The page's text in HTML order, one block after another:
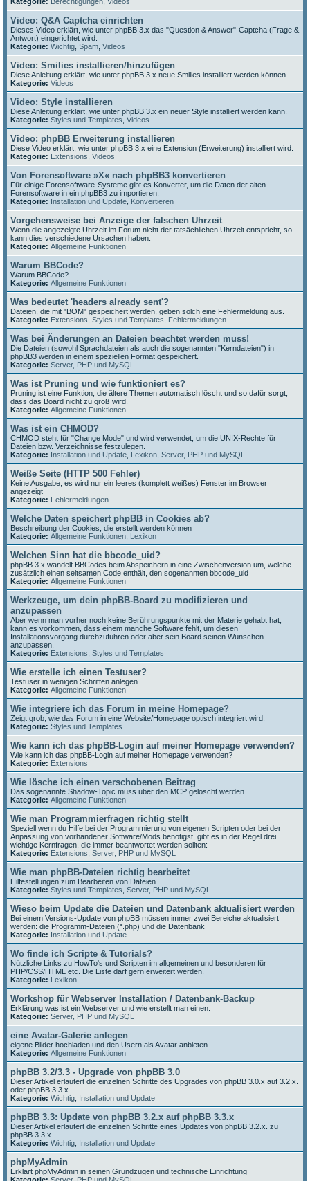
Video: Q&A Captcha einrichten
Dieses Video erklärt, wie unter phpBB 3.x das "Question & Answer"-Captcha (Frage &
Antwort) eingerichtet wird.
Kategorie: Wichtig Spam Videos
Video: Smilies installieren/hinzufügen
Diese Anleitung erklärt, wie unter phpBB 3.x neue Smilies installiert werden können.
Kategorie: Videos
Video: Style installieren
Diese Anleitung erklärt, wie unter phpBB 3.x ein neuer Style installiert werden kann.
Kategorie: Styles und Templates Videos
Video: phpBB Erweiterung installieren
Diese Video erklärt, wie unter phpBB 3.x eine Extension (Erweiterung) installiert wird.
Kategorie: Extensions Videos
Von Forensoftware »X« nach phpBB3 konvertieren
Für einige Forensoftware-Systeme gibt es Konverter, um die Daten der alten
Forensoftware in ein phpBB3 zu importieren.
Kategorie: Installation und Update Konvertieren
Vorgehensweise bei Anzeige der falschen Uhrzeit
Wenn die angezeigte Uhrzeit im Forum nicht der tatsächlichen Uhrzeit entspricht, so
kann dies verschiedene Ursachen haben.
Kategorie: Allgemeine Funktionen
Warum BBCode?
Warum BBCode?
Kategorie: Allgemeine Funktionen
Was bedeutet 'headers already sent'?
Dateien, die mit "BOM" gespeichert werden, geben solch eine Fehlermeldung aus.
Kategorie: Extensions Styles und Templates Fehlermeldungen
Was bei Änderungen an Dateien beachtet werden muss!
Die Dateien (sowohl Sprachdateien als auch die sogenannten "Kerndateien") in
phpBB3 werden in einem speziellen Format gespeichert.
Kategorie: Server, PHP und MySQL
Was ist Pruning und wie funktioniert es?
Pruning ist eine Funktion, die ältere Themen automatisch löscht und so dafür sorgt,
dass das Board nicht zu groß wird.
Kategorie: Allgemeine Funktionen
Was ist ein CHMOD?
CHMOD steht für "Change Mode" und wird verwendet, um die UNIX-Rechte für
Dateien bzw. Verzeichnisse festzulegen.
Kategorie: Installation und Update Lexikon Server, PHP und MySQL
Weiße Seite (HTTP 500 Fehler)
Keine Ausgabe, es wird nur ein leeres (komplett weißes) Fenster im Browser
angezeigt
Kategorie: Fehlermeldungen
Welche Daten speichert phpBB in Cookies ab?
Beschreibung der Cookies, die erstellt werden können
Kategorie: Allgemeine Funktionen Lexikon
Welchen Sinn hat die bbcode_uid?
phpBB 3.x wandelt BBCodes beim Abspeichern in eine Zwischenversion um, welche
zusätzlich einen seltsamen Code enthält, den sogenannten bbcode_uid
Kategorie: Allgemeine Funktionen
Werkzeuge, um dein phpBB-Board zu modifizieren und
anzupassen
Aber wenn man vorher noch keine Berührungspunkte mit der Materie gehabt hat,
kann es vorkommen, dass einem manche Software fehlt, um diesen
Installationsvorgang durchzuführen oder aber sein Board seinen Wünschen
anzupassen.
Kategorie: Extensions Styles und Templates
Wie erstelle ich einen Testuser?
Testuser in wenigen Schritten anlegen
Kategorie: Allgemeine Funktionen
Wie integriere ich das Forum in meine Homepage?
Zeigt grob, wie das Forum in eine Website/Homepage optisch integriert wird.
Kategorie: Styles und Templates
Wie kann ich das phpBB-Login auf meiner Homepage verwenden?
Wie kann ich das phpBB-Login auf meiner Homepage verwenden?
Kategorie: Extensions
Wie lösche ich einen verschobenen Beitrag
Das sogenannte Shadow-Topic muss über den MCP gelöscht werden.
Kategorie: Allgemeine Funktionen
Wie man Programmierfragen richtig stellt
Speziell wenn du Hilfe bei der Programmierung von eigenen Scripten oder bei der
Anpassung von vorhandener Software/Mods benötigst, gibt es in der Regel drei
wichtige Kernfragen, die immer beantwortet werden sollten:
Kategorie: Extensions Server, PHP und MySQL
Wie man phpBB-Dateien richtig bearbeitet
Hilfestellungen zum Bearbeiten von Dateien
Kategorie: Styles und Templates Server, PHP und MySQL
Wieso beim Update die Dateien und Datenbank aktualisiert werden
Bei einem Versions-Update von phpBB müssen immer zwei Bereiche aktualisiert
werden: die Programm-Dateien (*.php) und die Datenbank
Kategorie: Installation und Update
Wo finde ich Scripte & Tutorials?
Nützliche Links zu HowTo's und Scripten im allgemeinen und besonderen für
PHP/CSS/HTML etc. Die Liste darf gern erweitert werden.
Kategorie: Lexikon
Workshop für Webserver Installation / Datenbank-Backup
Erklärung was ist ein Webserver und wie erstellt man einen.
Kategorie: Server, PHP und MySQL
eine Avatar-Galerie anlegen
eigene Bilder hochladen und den Usern als Avatar anbieten
Kategorie: Allgemeine Funktionen
phpBB 3.2/3.3 - Upgrade von phpBB 3.0
Dieser Artikel erläutert die einzelnen Schritte des Upgrades von phpBB 3.0.x auf 3.2.x.
oder phpBB 3.3.x
Kategorie: Wichtig Installation und Update
phpBB 3.3: Update von phpBB 3.2.x auf phpBB 3.3.x
Dieser Artikel erläutert die einzelnen Schritte eines Updates von phpBB 3.2.x. zu
phpBB 3.3.x.
Kategorie: Wichtig Installation und Update
phpMyAdmin
Erklärt phpMyAdmin in seinen Grundzügen und technische Einrichtung